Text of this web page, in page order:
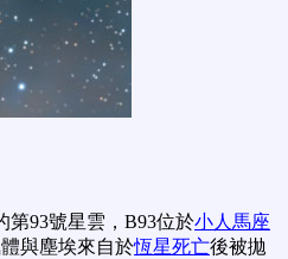
第93號星雲，B93位於小人馬座
與塵埃來自於恆星死亡後被拋